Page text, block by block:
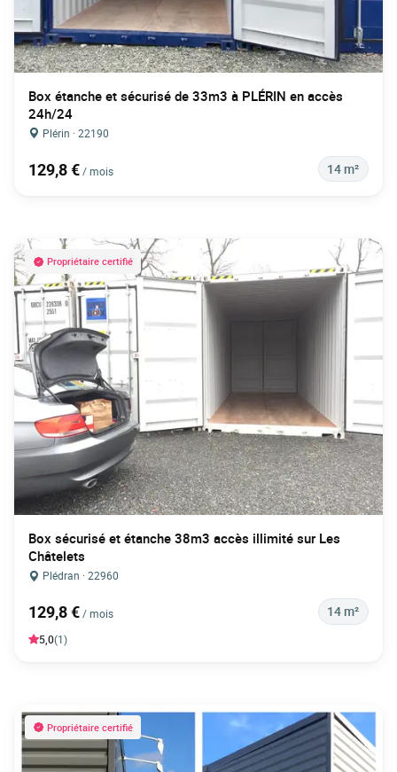
Box étanche et sécurisé de 33m3 à PLÉRIN en accès
24h/24
Plérin · 22190
129,8 €/ mois 14 m²
Propriétaire certifié
Box sécurisé et étanche 38m3 accès illimité sur Les
Châtelets
Plédran · 22960
129,8 €/ mois 14 m²
5,0(1)
Propriétaire certifié